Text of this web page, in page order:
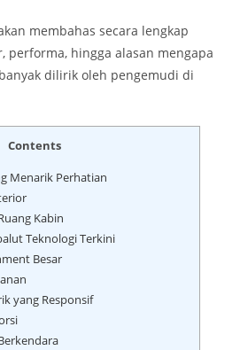
membahas secara lengkap
performa, hingga alasan mengapa
dilirik oleh pengemudi di
Contents
Menarik Perhatian
Kabin
Teknologi Terkini
Besar
yang Responsif